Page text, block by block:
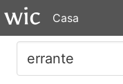
Casa